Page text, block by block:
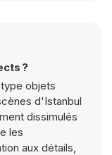
?
objets
d'Istanbul
dissimulés
les
aux détails,